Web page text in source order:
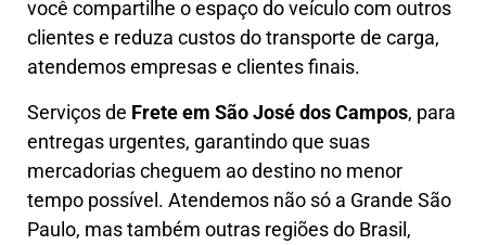
você compartilhe o espaço do veículo com outros
clientes e reduza custos do transporte de carga,
atendemos empresas e clientes finais.
Serviços de Frete em São José dos Campos, para
entregas urgentes, garantindo que suas
mercadorias cheguem ao destino no menor
tempo possível. Atendemos não só a Grande São
Paulo, mas também outras regiões do Brasil,